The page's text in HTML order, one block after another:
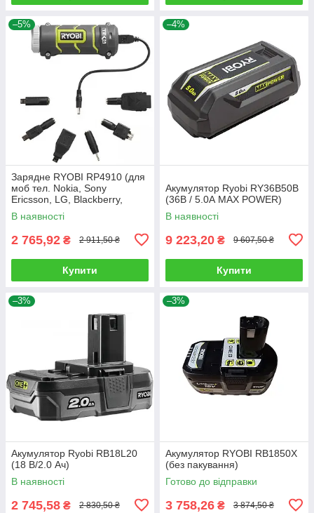
–5%
Зарядне RYOBI RP4910 (для
моб тел. Nokia, Sony
Ericsson, LG, Blackberry,
Apple)
В наявності
2 765,92 ₴ 2 911,50 ₴
Купити
–4%
Акумулятор Ryobi RY36B50B
(36В / 5.0А MAX POWER)
В наявності
9 223,20 ₴ 9 607,50 ₴
Купити
–3%
Акумулятор Ryobi RB18L20
(18 В/2.0 Ач)
В наявності
2 745,58 ₴ 2 830,50 ₴
–3%
Акумулятор RYOBI RB1850X
(без пакування)
Готово до відправки
3 758,26 ₴ 3 874,50 ₴